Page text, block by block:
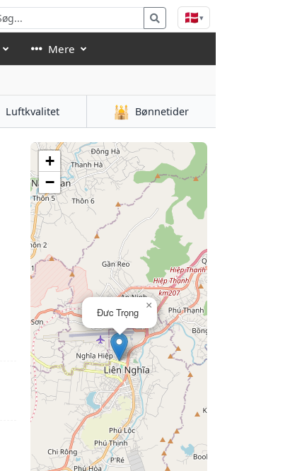
🇩🇰▾
Mere
Luftkvalitet 🕌 Bønnetider
Đưc Trọng
×
+
−